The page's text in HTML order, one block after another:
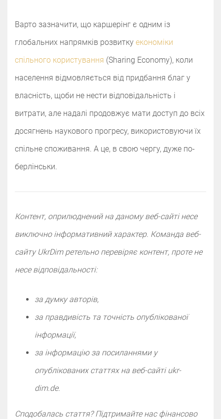
Варто зазначити, що каршерінг є одним із
глобальних напрямків розвитку економіки
спільного користування (Sharing Economy), коли
населення відмовляється від придбання благ у
власність, щоби не нести відповідальність і
витрати, але надалі продовжує мати доступ до всіх
досягнень наукового прогресу, використовуючи їх
спільне споживання. А це, в свою чергу, дуже по-
берлінськи.
Контент, оприлюднений на даному веб-сайті несе
виключно інформативний характер. Команда веб-
сайту UkrDim ретельно перевіряє контент, проте не
несе відповідальності:
за думку авторів,
за правдивість та точність опублікованої
інформації,
за інформацію за посиланнями у
опублікованих статтях на веб-сайті ukr-
dim.de.
Сподобалась стаття? Підтримайте нас фінансово